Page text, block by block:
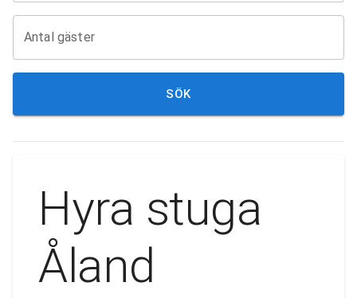
Antal gäster
SÖK
Hyra stuga
Åland